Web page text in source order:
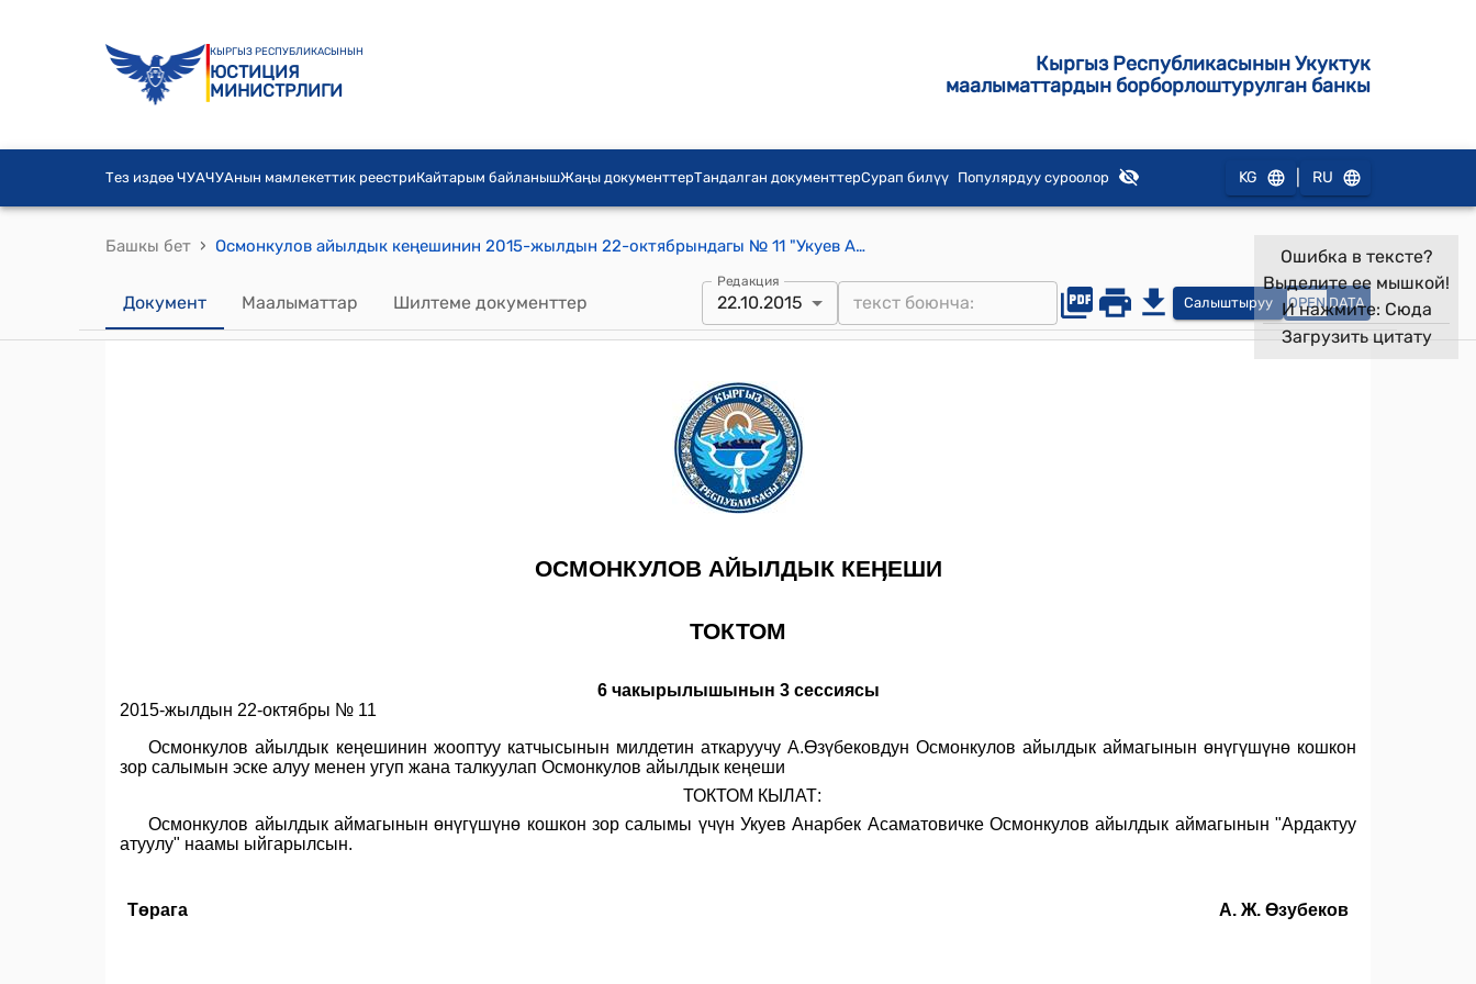
КЫРГЫЗ РЕСПУБЛИКАСЫНЫН
ЮСТИЦИЯ
МИНИСТРЛИГИ
Кыргыз Республикасынын Укуктук
маалыматтардын борборлоштурулган банкы
Тез издөө ЧУАЧУАнын мамлекеттик реестриКайтарым байланышЖаңы документтерТандалган документтерСурап билүү Популярдуу суроолор KG RU
Башкы бет › Осмонкулов айылдык кеңешинин 2015-жылдын 22-октябрындагы № 11 "Укуев Анарбек Асаматовичке Осмонкулов айылдык аймагынын "Ардактуу атуулу" наамы ыйгаруу жөнүндө"
Документ Маалыматтар Шилтеме документтер
Редакция
22.10.2015 Салыштыруу OPEN DATA
Ошибка в тексте?
Выделите ее мышкой!
И нажмите: Сюда
Загрузить цитату